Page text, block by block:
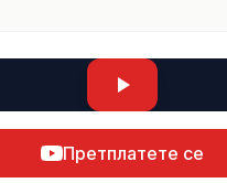
Претплатете се